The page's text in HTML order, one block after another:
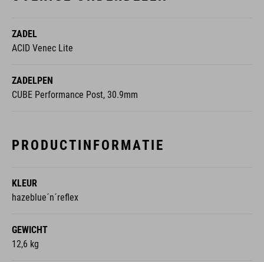
ZADEL
ACID Venec Lite
ZADELPEN
CUBE Performance Post, 30.9mm
PRODUCTINFORMATIE
KLEUR
hazeblue´n´reflex
GEWICHT
12,6 kg